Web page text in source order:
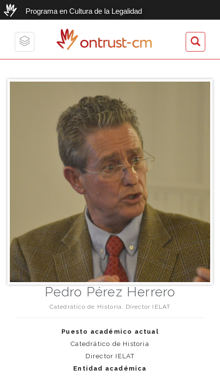
Programa en Cultura de la Legalidad
Toggle
ontrust-cm
Pedro Pérez Herrero
Catedrático de Historia. Director IELAT
Puesto académico actual
Catedrático de Historia
Director IELAT
Entidad académica